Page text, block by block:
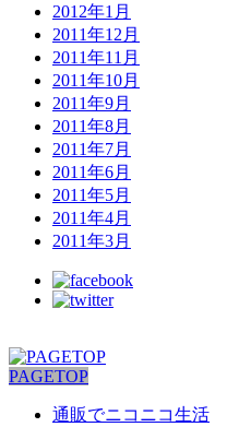
2012年1月
2011年12月
2011年11月
2011年10月
2011年9月
2011年8月
2011年7月
2011年6月
2011年5月
2011年4月
2011年3月
PAGETOP
通販でニコニコ生活